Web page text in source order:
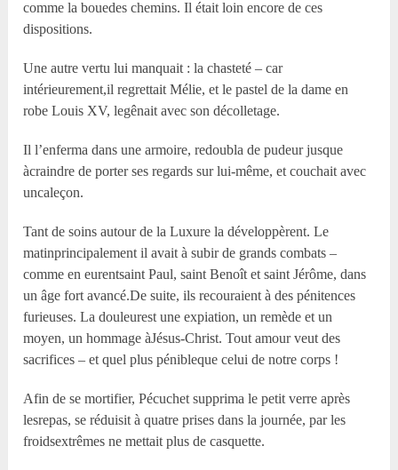
comme la bouedes chemins. Il était loin encore de ces
dispositions.
Une autre vertu lui manquait : la chasteté – car
intérieurement,il regrettait Mélie, et le pastel de la dame en
robe Louis XV, legênait avec son décolletage.
Il l’enferma dans une armoire, redoubla de pudeur jusque
àcraindre de porter ses regards sur lui-même, et couchait avec
uncaleçon.
Tant de soins autour de la Luxure la développèrent. Le
matinprincipalement il avait à subir de grands combats –
comme en eurentsaint Paul, saint Benoît et saint Jérôme, dans
un âge fort avancé.De suite, ils recouraient à des pénitences
furieuses. La douleurest une expiation, un remède et un
moyen, un hommage àJésus-Christ. Tout amour veut des
sacrifices – et quel plus pénibleque celui de notre corps !
Afin de se mortifier, Pécuchet supprima le petit verre après
lesrepas, se réduisit à quatre prises dans la journée, par les
froidsextrêmes ne mettait plus de casquette.